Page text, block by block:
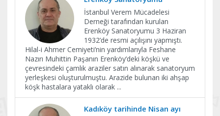
İstanbul Verem Mücadelesi
Derneği tarafından kurulan
Erenköy Sanatoryumu 3 Haziran
1932’de resmi açılışını yapmıştı.
Hilal-i Ahmer Cemiyeti’nin yardımlarıyla Feshane
Nazırı Muhittin Paşanın Erenköy’deki köşkü ve
çevresindeki çamlık araziler satın alınarak sanatoryum
yerleşkesi oluşturulmuştu. Arazide bulunan iki ahşap
köşk hastalara yataklı olarak ...
Kadıköy tarihinde Nisan ayı